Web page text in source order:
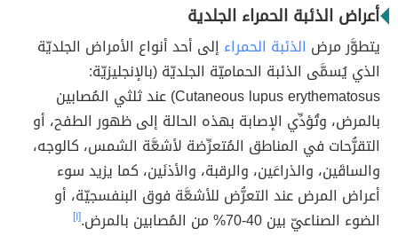
أعراض الذئبة الحمراء الجلدية
يتطوَّر مرض الذئبة الحمراء إلى أحد أنواع الأمراض الجلديّة
الذي يُسمَّى الذئبة الحماميّة الجلديّة (بالإنجليزيّة:
Cutaneous lupus erythematosus) عند ثلثي المُصابين
بالمرض، وتُؤدِّي الإصابة بهذه الحالة إلى ظهور الطفح، أو
التقرُّحات في المناطق المُتعرِّضة لأشعَّة الشمس، كالوجه،
والساقَين، والذراعَين، والرقبة، والأذنَين، كما يزيد سوء
أعراض المرض عند التعرُّض للأشعَّة فوق البنفسجيّة، أو
الضوء الصناعيّ بين 40-70% من المُصابين بالمرض.
[١]